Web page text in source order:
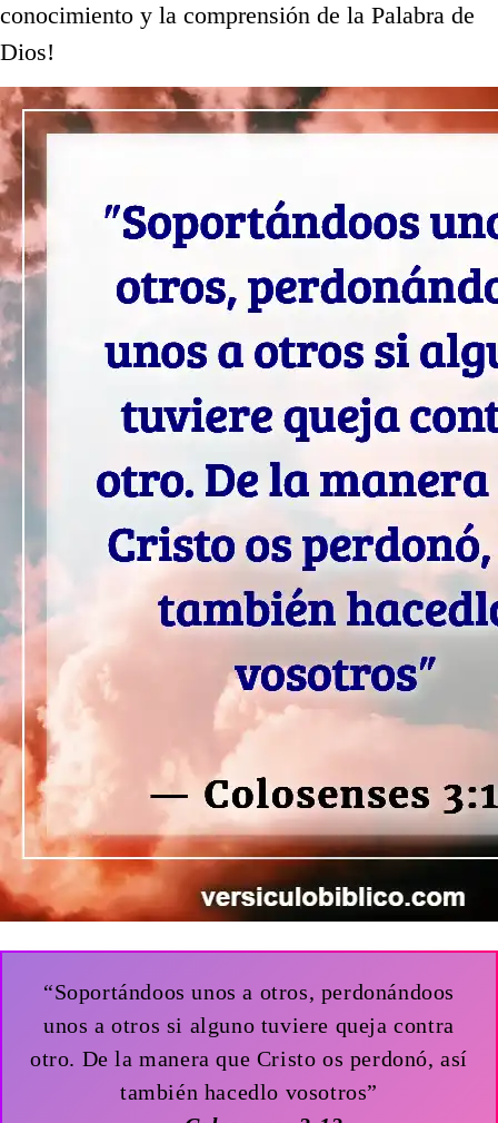
conocimiento y la comprensión de la Palabra de
Dios!
“Soportándoos unos a otros, perdonándoos
unos a otros si alguno tuviere queja contra
otro. De la manera que Cristo os perdonó, así
también hacedlo vosotros”